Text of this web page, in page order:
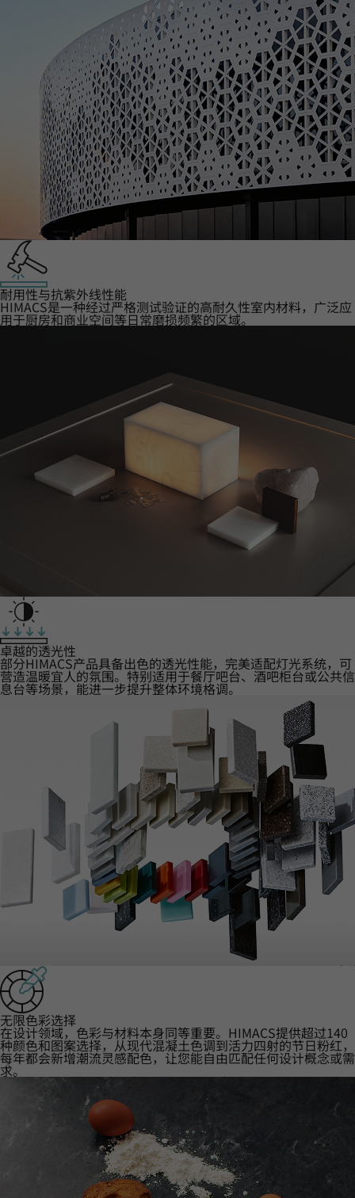
耐用性与抗紫外线性能
HIMACS是一种经过严格测试验证的高耐久性室内材料，广泛应
用于厨房和商业空间等日常磨损频繁的区域。
卓越的透光性
部分HIMACS产品具备出色的透光性能，完美适配灯光系统，可
营造温暖宜人的氛围。特别适用于餐厅吧台、酒吧柜台或公共信
息台等场景，能进一步提升整体环境格调。
‌无限色彩选择‌
在设计领域，色彩与材料本身同等重要。HIMACS提供超过140
种颜色和图案选择，从现代混凝土色调到活力四射的节日粉红，
每年都会新增潮流灵感配色，让您能自由匹配任何设计概念或需
求。